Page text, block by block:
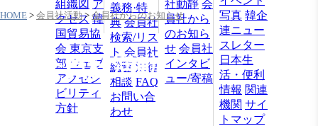
組織図 ア
クセス 韓
国貿易協
会 東京支
部 ウェブ
アクセシ
ビリティ
方針
義務·特
典 会員社
検索/リス
ト 会員社
総覧 法律
相談 FAQ
お問い合
わせ
社動靜 会
員社から
のお知ら
せ 会員社
インタビ
ュー/寄稿
写真 韓企
連ニュー
スレター
日本生
活・便利
情報 関連
機関 サイ
トマップ
HOME > 会員社活動> 会員社からのお知らせ
会員社活動